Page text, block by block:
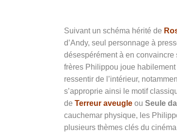
Suivant un schéma hérité de
d’Andy, seul personnage à
désespérément à en
frères Philippou joue
ressentir de l’intérieur,
s’approprie ainsi le motif
de Terreur aveugle ou Seule
cauchemar physique, les
plusieurs thèmes clés du